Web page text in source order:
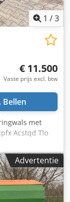
1 /3
€ 11.500
Vaste prijs excl. btw
Bellen
met
Acstqd Tlo
Advertentie